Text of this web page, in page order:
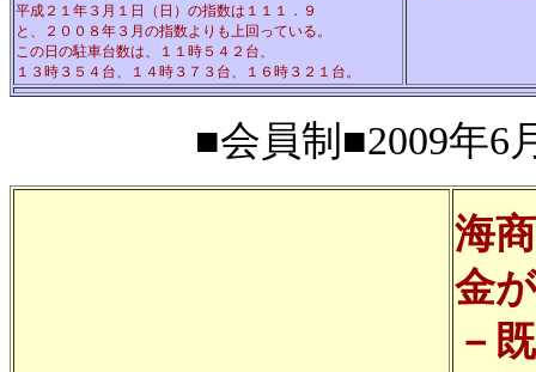
平成２１年３月１日（日）の指数は１１１．９
と、２００８年３月の指数よりも上回っている。
この日の駐車台数は、１１時５４２台、
１３時３５４台、１４時３７３台、１６時３２１台。
■会員制■2009年6
海
金
－